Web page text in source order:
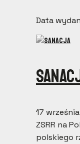
Data
17
ZSRR na
polskiego